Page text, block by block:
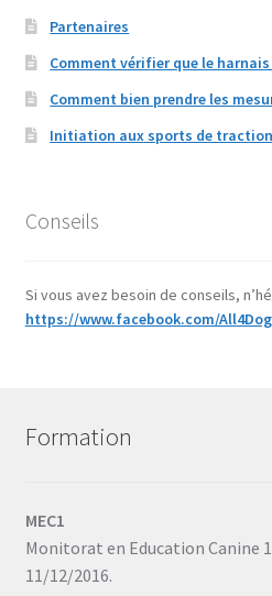
Partenaires
Comment vérifier que le
Comment bien prendre les
Initiation aux sports de
Conseils
Si vous avez besoin de conseils,
https://www.facebook.com/
Formation
MEC1
Monitorat en Education Canine
11/12/2016.